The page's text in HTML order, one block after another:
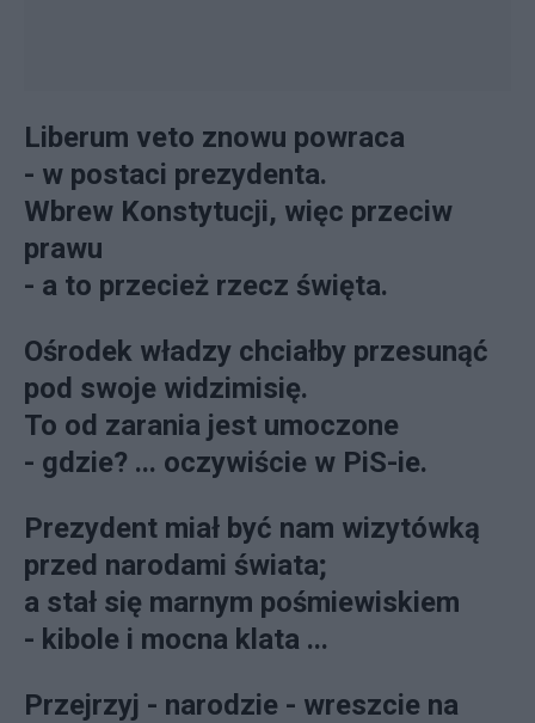
Liberum veto znowu powraca
- w postaci prezydenta.
Wbrew Konstytucji, więc przeciw
prawu
- a to przecież rzecz święta.
Ośrodek władzy chciałby przesunąć
pod swoje widzimisię.
To od zarania jest umoczone
- gdzie? ... oczywiście w PiS-ie.
Prezydent miał być nam wizytówką
przed narodami świata;
a stał się marnym pośmiewiskiem
- kibole i mocna klata ...
Przejrzyj - narodzie - wreszcie na